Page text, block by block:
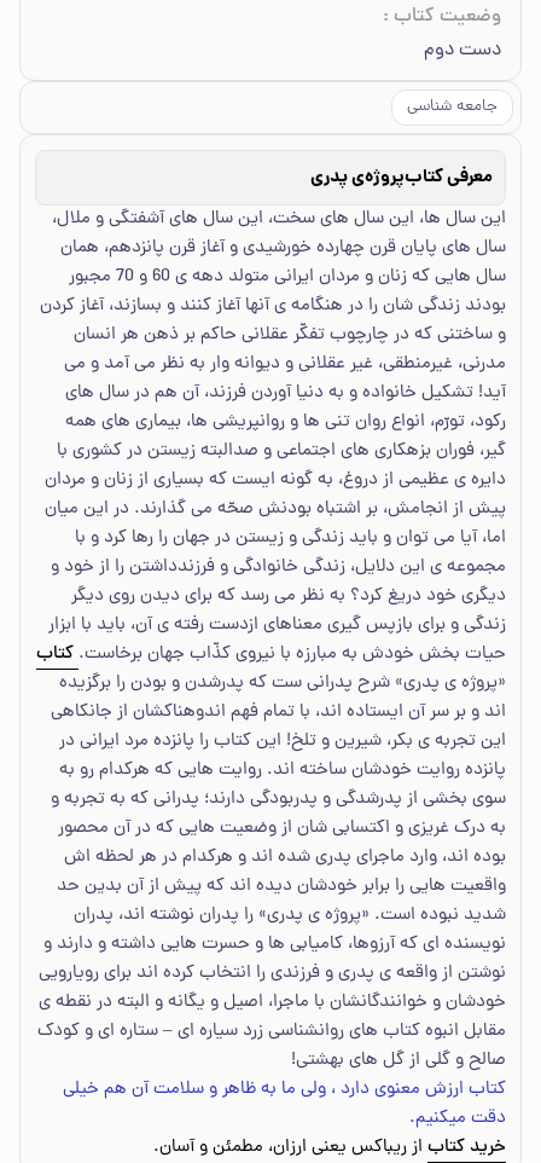
وضعیت کتاب :
دست دوم
جامعه شناسی
معرفی کتابپروژه‌ی پدری
این سال ها، این سال های سخت، این سال های آشفتگی و ملال،
سال های پایان قرن چهارده خورشیدی و آغاز قرن پانزدهم، همان
سال هایی که زنان و مردان ایرانی متولد دهه ی 60 و 70 مجبور
بودند زندگی شان را در هنگامه ی آنها آغاز کنند و بسازند، آغاز کردن
و ساختنی که در چارچوب تفکّر عقلانی حاکم بر ذهن هر انسان
مدرنی، غیرمنطقی، غیر عقلانی و دیوانه وار به نظر می آمد و می
آید! تشکیل خانواده و به دنیا آوردن فرزند، آن هم در سال های
رکود، تورّم، انواع روان تنی ها و روانپریشی ها، بیماری های همه
گیر، فوران بزهکاری های اجتماعی و صدالبته زیستن در کشوری با
دایره ی عظیمی از دروغ، به گونه ایست که بسیاری از زنان و مردان
پیش از انجامش، بر اشتباه بودنش صحّه می گذارند. در این میان
اما، آیا می توان و باید زندگی و زیستن در جهان را رها کرد و با
مجموعه ی این دلایل، زندگی خانوادگی و فرزندداشتن را از خود و
دیگری خود دریغ کرد؟ به نظر می رسد که برای دیدن روی دیگر
زندگی و برای بازپس گیری معناهای ازدست رفته ی آن، باید با ابزار
حیات بخش خودش به مبارزه با نیروی کذّاب جهان برخاست. کتاب
«پروژه ی پدری» شرح پدرانی ست که پدرشدن و بودن را برگزیده
اند و بر سر آن ایستاده اند، با تمام فهم اندوهناکشان از جانکاهی
این تجربه ی بکر، شیرین و تلخ! این کتاب را پانزده مرد ایرانی در
پانزده روایت خودشان ساخته اند. روایت هایی که هرکدام رو به
سوی بخشی از پدرشدگی و پدربودگی دارند؛ پدرانی که به تجربه و
به درک غریزی و اکتسابی شان از وضعیت هایی که در آن محصور
بوده اند، وارد ماجرای پدری شده اند و هرکدام در هر لحظه اش
واقعیت هایی را برابر خودشان دیده اند که پیش از آن بدین حد
شدید نبوده است. «پروژه ی پدری» را پدران نوشته اند، پدران
نویسنده ای که آرزوها، کامیابی ها و حسرت هایی داشته و دارند و
نوشتن از واقعه ی پدری و فرزندی را انتخاب کرده اند برای رویارویی
خودشان و خوانندگانشان با ماجرا، اصیل و یگانه و البته در نقطه ی
مقابل انبوه کتاب های روانشناسی زرد سیاره ای – ستاره ای و کودک
صالح و گلی از گل های بهشتی!
کتاب ارزش معنوی دارد ، ولی ما به ظاهر و سلامت آن هم خیلی
دقت میکنیم.
خرید کتاب از ریباکس یعنی ارزان، مطمئن و آسان.